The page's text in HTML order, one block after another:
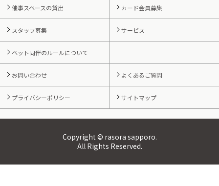
催事スペースの貸出 カード会員募集
スタッフ募集 サービス
ペット同伴のルールについて
お問い合わせ よくあるご質問
プライバシーポリシー サイトマップ
Copyright © rasora sapporo.
All Rights Reserved.